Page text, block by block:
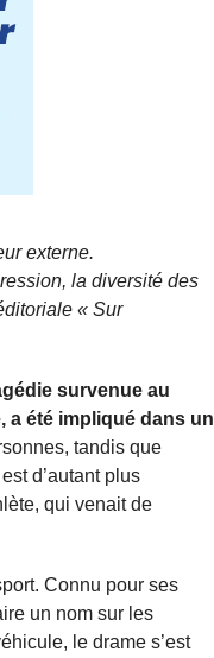
externe.
la diversité des
« Sur
survenue au
a été impliqué dans un
tandis que
d’autant plus
qui venait de
Connu pour ses
un nom sur les
le drame s’est